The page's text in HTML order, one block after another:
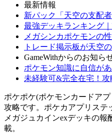
最新情報
新パック「天空の支配
最強デッキランキング
メガシンカポケモンの
トレード掲示板が天空
GameWithからのお知ら
ポケモン知識に自信が
未経験可&完全在宅！攻
ポケポケ(ポケモンカードア
攻略です。ポケカアプリステ
メガジュカインexデッキの
載。